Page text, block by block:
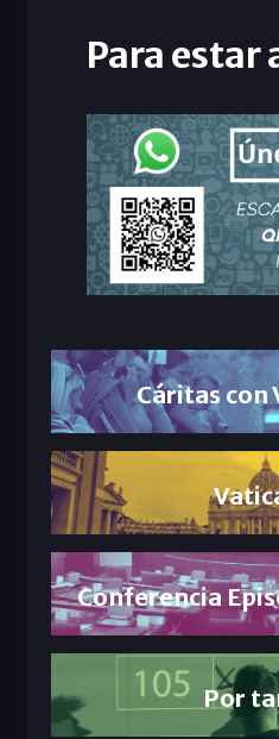
Para estar
Cáritas con
Conferencia
Por